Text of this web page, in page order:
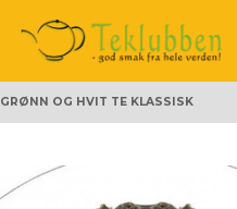
GRØNN OG HVIT TE KLASSISK